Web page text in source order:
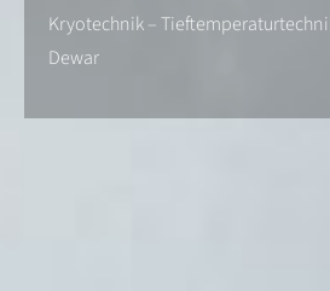
Kryotechnik –
Dewar